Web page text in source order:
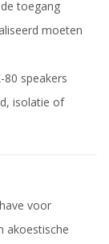
toegang
moeten
speakers
isolatie of
voor
akoestische